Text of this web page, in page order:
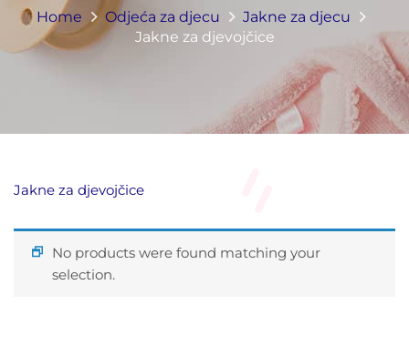
Home Odjeća za djecu
Jakne za djecu
Jakne za djevojčice
Jakne za djevojčice
No products were found matching your
selection.